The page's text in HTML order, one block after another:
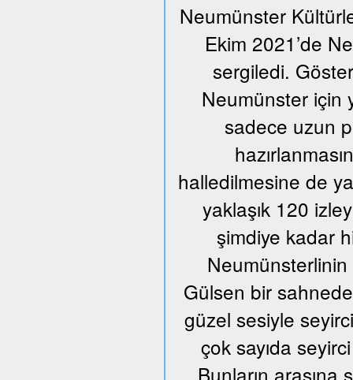
Neumünster
Ekim 2021’de
sergiledi.
Neumünster için
sadece uzun
halledilmesine de
yaklaşık 120
şimdiye kadar
Gülsen bir
güzel sesiyle
çok sayıda
Bunların